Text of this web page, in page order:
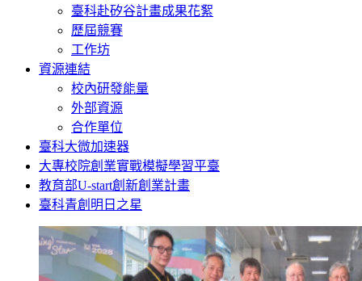
臺科赴矽谷計畫成果花絮
歷屆競賽
工作坊
資源連結
校內研發能量
外部資源
合作單位
臺科大微加速器
大專校院創業實戰模擬學習平臺
教育部U-start創新創業計畫
臺科青創明日之星